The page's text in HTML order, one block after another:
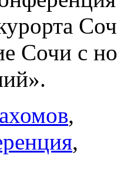
курорта
Сочи с
,
,